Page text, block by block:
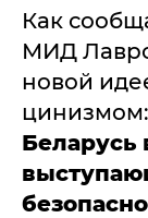
Как
МИД
новой
цинизмом:
Беларусь